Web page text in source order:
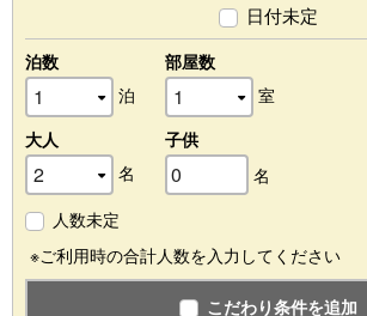
日付未定
泊数
泊
部屋数
室
大人
名
子供
名
人数未定
※ご利用時の合計人数を入力してください
こだわり条件を追加